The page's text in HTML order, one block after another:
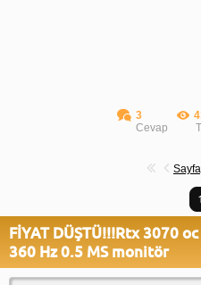
3
Cevap
1
FİYAT DÜŞTÜ!!!Rtx 3070
360 Hz 0.5 MS monitör